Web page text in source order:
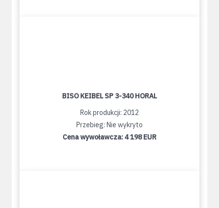
BISO KEIBEL SP 3-340 HORAL
Rok produkcji: 2012
Przebieg: Nie wykryto
Cena wywoławcza:4 198 EUR